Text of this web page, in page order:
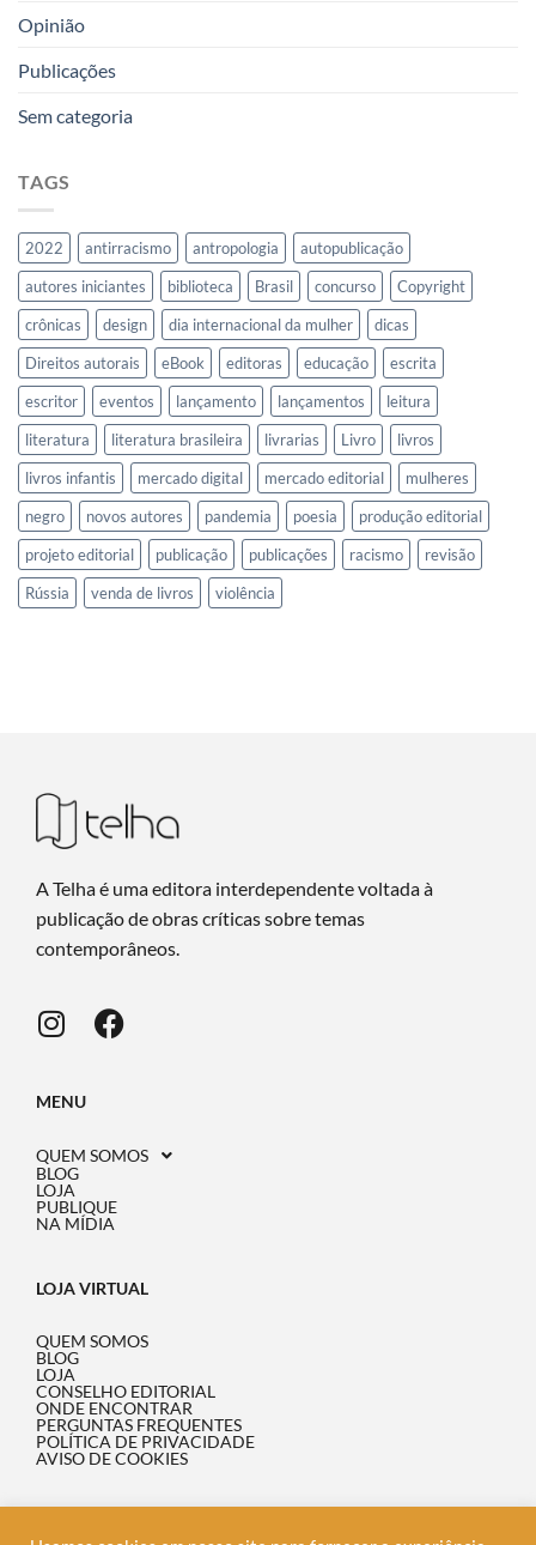
Opinião
Publicações
Sem categoria
TAGS
2022 antirracismo antropologia
autopublicação
autores iniciantes
biblioteca Brasil concurso
Copyright
crônicas
design dia internacional da mulher
dicas
Direitos autorais
eBook editoras educação
escrita
escritor
eventos lançamento lançamentos
leitura
literatura
literatura brasileira livrarias Livro
livros
livros infantis
mercado digital mercado editorial
mulheres
negro
novos autores pandemia poesia
produção editorial
projeto editorial
publicação publicações racismo
revisão
Rússia
venda de livros violência
A Telha é uma editora interdependente voltada à
publicação de obras críticas sobre temas
contemporâneos.
MENU
QUEM SOMOS
BLOG
LOJA
PUBLIQUE
NA MÍDIA
LOJA VIRTUAL
QUEM SOMOS
BLOG
LOJA
CONSELHO EDITORIAL
ONDE ENCONTRAR
PERGUNTAS FREQUENTES
POLÍTICA DE PRIVACIDADE
AVISO DE COOKIES